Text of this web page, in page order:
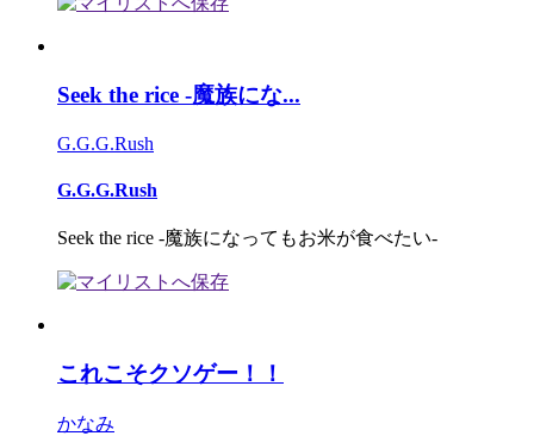
Seek the rice -魔族にな...
G.G.G.Rush
G.G.G.Rush
Seek the rice -魔族になってもお米が食べたい-
これこそクソゲー！！
かなみ